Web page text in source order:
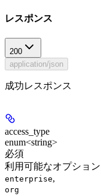
レスポンス
200
application/json
成功レスポンス
access_type
enum<string>
必須
利用可能なオプション
enterprise,
org